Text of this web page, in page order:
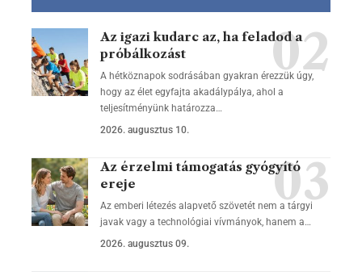
Az igazi kudarc az, ha feladod a
próbálkozást
A hétköznapok sodrásában gyakran érezzük úgy,
hogy az élet egyfajta akadálypálya, ahol a
teljesítményünk határozza…
2026. augusztus 10.
Az érzelmi támogatás gyógyító
ereje
Az emberi létezés alapvető szövetét nem a tárgyi
javak vagy a technológiai vívmányok, hanem a…
2026. augusztus 09.